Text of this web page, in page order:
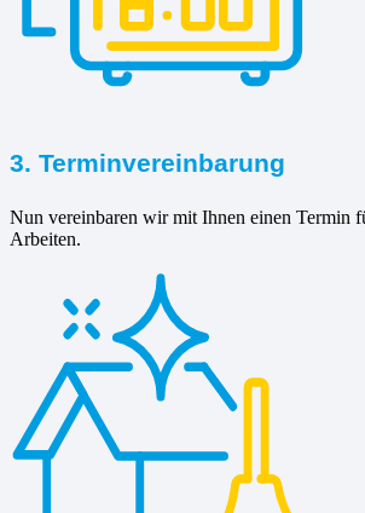
3. Terminvereinbarung
Nun vereinbaren wir mit Ihnen einen Termin
Arbeiten.